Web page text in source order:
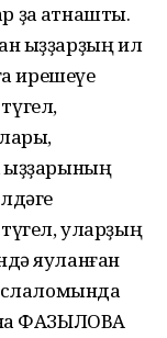
ҙа ҡатнашты.
ҡыҙҙарҙың ил
ирешеүе
уларҙың
яуланған
слаломында
ФАЗЫЛОВА